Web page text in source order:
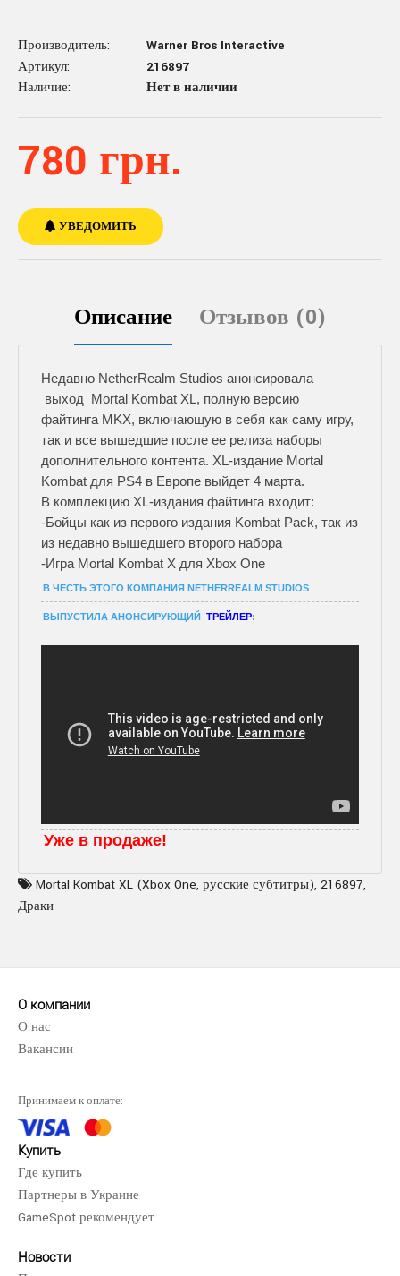
Производитель:
Warner Bros Interactive
Артикул:
216897
Наличие:
Нет в наличии
780 грн.
УВЕДОМИТЬ
Описание Отзывов (0)
Недавно NetherRealm Studios анонсировала
выход Mortal Kombat XL, полную версию
файтинга MKX, включающую в себя как саму игру,
так и все вышедшие после ее релиза наборы
дополнительного контента. XL-издание Mortal
Kombat для PS4 в Европе выйдет 4 марта.
В комплекцию XL-издания файтинга входит:
-Бойцы как из первого издания Kombat Pack, так из
из недавно вышедшего второго набора
-Игра Mortal Kombat X для Xbox One
В ЧЕСТЬ ЭТОГО КОМПАНИЯ NETHERREALM STUDIOS
ВЫПУСТИЛА АНОНСИРУЮЩИЙ ТРЕЙЛЕР:
Уже в продаже!
Mortal Kombat XL (Xbox One, русские субтитры), 216897,
Драки
О компании
О нас
Вакансии
Принимаем к оплате:
Купить
Где купить
Партнеры в Украине
GameSpot рекомендует
Новости